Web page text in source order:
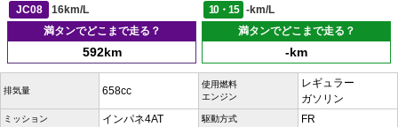
JC08
16km/L 10・15
-km/L
満タンでどこまで走る？
592km
満タンでどこまで走る？
-km
排気量 658cc
使用燃料
エンジン
レギュラー
ガソリン
ミッション インパネ4AT 駆動方式 FR